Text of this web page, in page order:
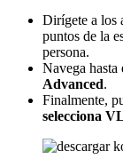
Dirígete a los
puntos de la
persona.
Navega hasta
Advanced.
Finalmente,
selecciona